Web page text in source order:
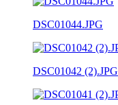
DSC01044.JPG
DSC01042 (2).JPG